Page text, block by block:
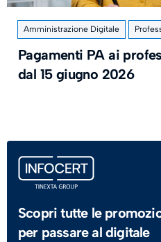
Amministrazione Digitale
Pagamenti PA ai
dal 15 giugno 2026
Scopri tutte le
per passare al digitale